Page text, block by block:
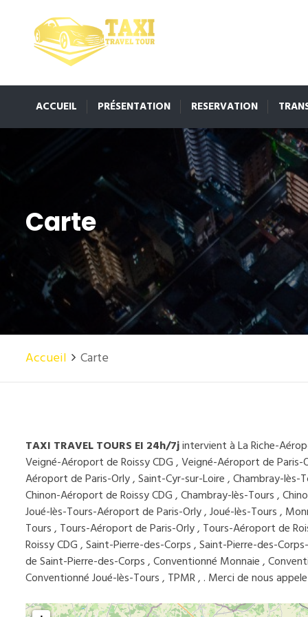
ACCUEIL PRÉSENTATION RESERVATION
Carte
Accueil Carte
TAXI TRAVEL TOURS EI 24h/7jintervient à La Riche-
Veigné-Aéroport de Roissy CDG , Veigné-Aéroport de
Aéroport de Paris-Orly , Saint-Cyr-sur-Loire , Chambray-
Chinon-Aéroport de Roissy CDG , Chambray-lès-Tours ,
Joué-lès-Tours-Aéroport de Paris-Orly , Joué-lès-Tours ,
Tours , Tours-Aéroport de Paris-Orly , Tours-Aéroport de
Roissy CDG , Saint-Pierre-des-Corps , Saint-Pierre-des-
de Saint-Pierre-des-Corps , Conventionné Monnaie ,
Conventionné Joué-lès-Tours , TPMR , . Merci de nous